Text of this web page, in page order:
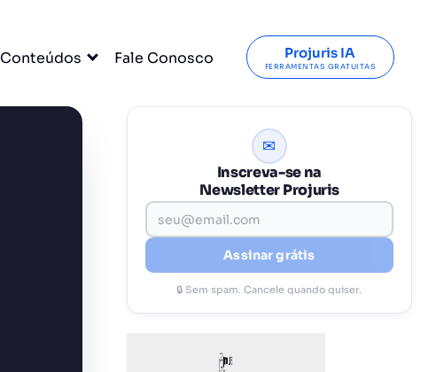
Conteúdos Fale Conosco Projuris IA
FERRAMENTAS GRATUITAS
✉
Inscreva-se na
Newsletter Projuris
Assinar grátis
🔒 Sem spam. Cancele quando quiser.